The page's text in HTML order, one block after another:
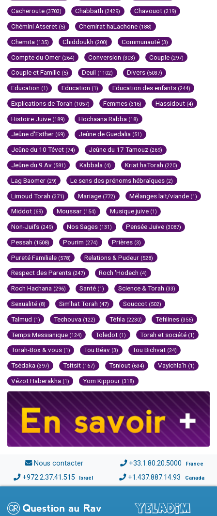
Cacheroute (3703) Chabbath (2429) Chavouot (219)
Chémini Atseret (5) Chemirat haLachone (188)
Chemita (135) Chiddoukh (200) Communauté (3)
Compte du Omer (264) Conversion (303) Couple (297)
Couple et Famille (5) Deuil (1102) Divers (5037)
Education (1) Education (1) Education des enfants (244)
Explications de Torah (1057) Femmes (316) Hassidout (4)
Histoire Juive (189) Hochaana Rabba (18)
Jeûne d'Esther (69) Jeûne de Guedalia (51)
Jeûne du 10 Tévet (74) Jeûne du 17 Tamouz (269)
Jeûne du 9 Av (581) Kabbala (4) Kriat haTorah (220)
Lag Baomer (29) Le sens des prénoms hébraïques (2)
Limoud Torah (371) Mariage (772) Mélanges lait/viande (1)
Middot (69) Moussar (154) Musique juive (1)
Non-Juifs (249) Nos Sages (131) Pensée Juive (3087)
Pessah (1508) Pourim (274) Prières (3)
Pureté Familiale (578) Relations & Pudeur (528)
Respect des Parents (247) Roch 'Hodech (4)
Roch Hachana (296) Santé (1) Science & Torah (33)
Sexualité (8) Sim'hat Torah (47) Souccot (502)
Talmud (1) Techouva (122) Téfila (2230) Téfilines (356)
Temps Messianique (124) Toledot (1) Torah et société (1)
Torah-Box & vous (1) Tou Béav (3) Tou Bichvat (24)
Tsédaka (397) Tsitsit (167) Tsniout (634) Vayichla'h (1)
Vézot Haberakha (1) Yom Kippour (318)
Nous contacter +33.1.80.20.5000 France
+972.2.37.41.515 Israël +1.437.887.14.93 Canada